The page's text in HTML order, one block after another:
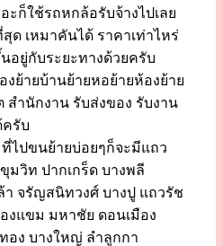
ะก็ใช้รถหกล้อรับจ้างไปเลย
ด เหมาคันได้ ราคาเท่าไหร่
อยู่กับระยะทางด้วยครับ
ายบ้านย้ายหอย้ายห้องย้าย
ำนักงาน รับส่งของ รับงาน
ครับ
ปขนย้ายบ่อยๆก็จะมีแถว
มวิท ปากเกร็ด บางพลี
จรัญสนิทวงศ์ บางปู แถวรัช
งแขม มหาชัย ดอนเมือง
อง บางใหญ่ ลำลูกกา